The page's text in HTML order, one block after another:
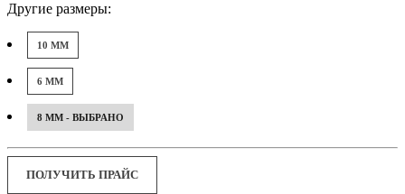
Другие размеры:
10 ММ
6 ММ
8 ММ - ВЫБРАНО
ПОЛУЧИТЬ ПРАЙС